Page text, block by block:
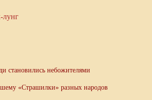
лунг
становились небожителями
«Страшилки» разных народов